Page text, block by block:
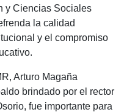
y Ciencias Sociales
la calidad
y el compromiso
Arturo Magaña
brindado por el rector
fue importante para